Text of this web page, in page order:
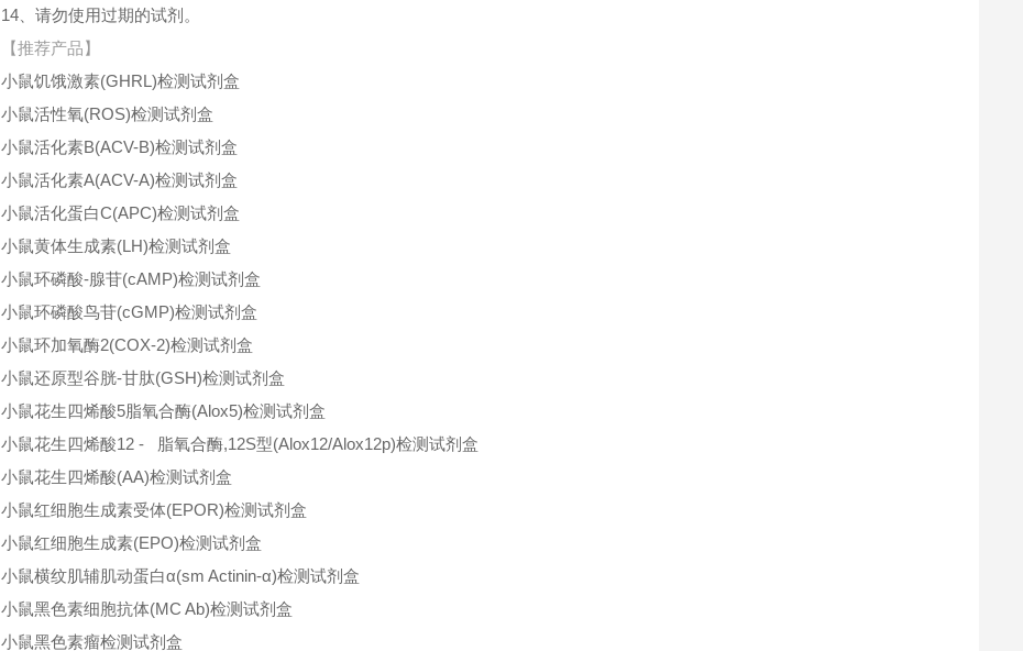
14、请勿使用过期的试剂。
【推荐产品】
小鼠饥饿激素(GHRL)检测试剂盒
小鼠活性氧(ROS)检测试剂盒
小鼠活化素B(ACV-B)检测试剂盒
小鼠活化素A(ACV-A)检测试剂盒
小鼠活化蛋白C(APC)检测试剂盒
小鼠黄体生成素(LH)检测试剂盒
小鼠环磷酸-腺苷(cAMP)检测试剂盒
小鼠环磷酸鸟苷(cGMP)检测试剂盒
小鼠环加氧酶2(COX-2)检测试剂盒
小鼠还原型谷胱-甘肽(GSH)检测试剂盒
小鼠花生四烯酸5脂氧合酶(Alox5)检测试剂盒
小鼠花生四烯酸12 - 脂氧合酶,12S型(Alox12/Alox12p)检测试剂盒
小鼠花生四烯酸(AA)检测试剂盒
小鼠红细胞生成素受体(EPOR)检测试剂盒
小鼠红细胞生成素(EPO)检测试剂盒
小鼠横纹肌辅肌动蛋白α(sm Actinin-α)检测试剂盒
小鼠黑色素细胞抗体(MC Ab)检测试剂盒
小鼠黑色素瘤检测试剂盒